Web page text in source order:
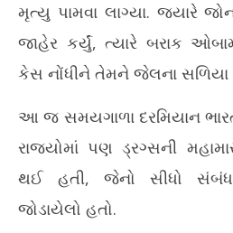
મૃત્યુ પામવા લાગ્યા. જ્યારે
જાહેર કર્યું, ત્યારે બરાક
કેસ નોંધીને તેમને જેલના સળિયા
આ જ સમયગાળા દરમિયાન
રાજ્યોમાં પણ ડ્રગ્સની
થઈ હતી, જેનો સીધો સંબંધ
જોડાયેલો હતો.